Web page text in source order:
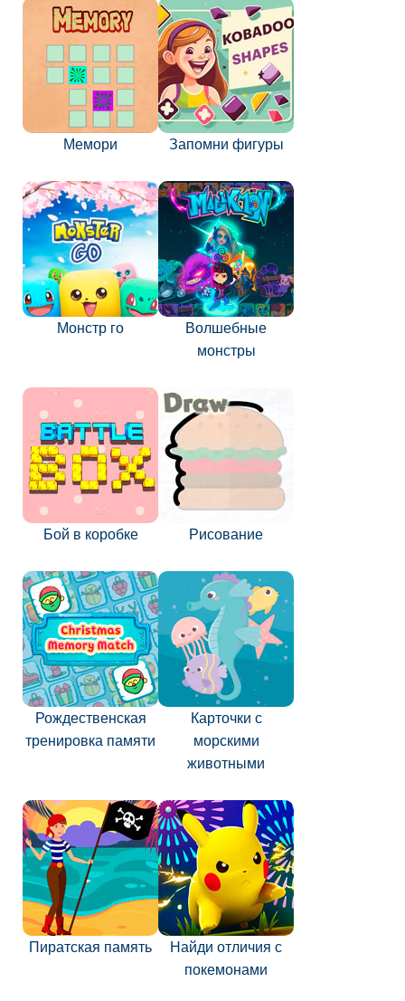
Мемори Запомни фигуры
Монстр го
Волшебные
монстры
Бой в коробке Рисование
Рождественская
тренировка памяти
Карточки с
морскими
животными
Пиратская память
Найди отличия с
покемонами